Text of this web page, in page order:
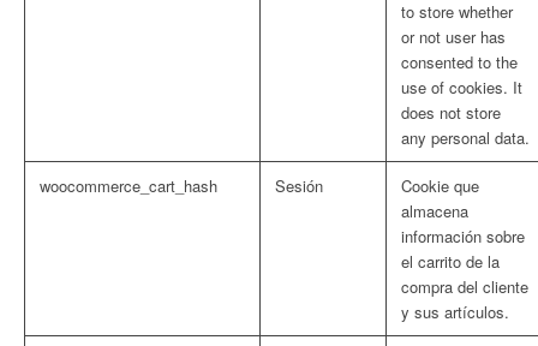
to store whether
or not user has
consented to the
use of cookies. It
does not store
any personal data.
woocommerce_cart_hash Sesión
Cookie que
almacena
información sobre
el carrito de la
compra del cliente
y sus artículos.